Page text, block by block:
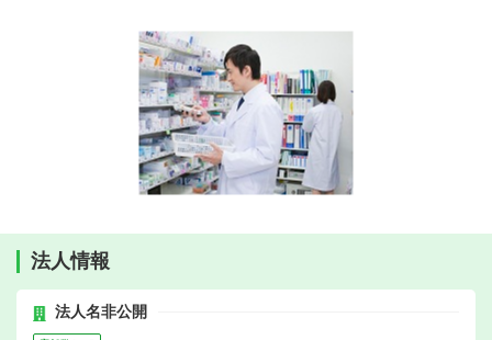
法人情報
法人名非公開